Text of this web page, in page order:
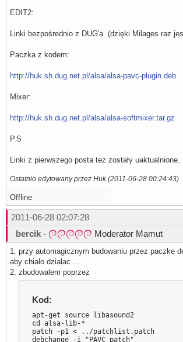
EDIT2:
Linki bezpośrednio z DUG'a (dzięki Milages raz
Paczka z kodem:
http://huk.sh.dug.net.pl/alsa/alsa-pavc-plugin.deb
Mixer:
http://huk.sh.dug.net.pl/alsa/alsa-softmixer.tar.gz
P.S
Linki z pierwszego posta tez zostały uaktualnione.
Ostatnio edytowany przez Huk (2011-06-28 00:24:43)
Offline
2011-06-28 02:07:28
bercik - Moderator Mamut
1. przy automagicznym budowaniu przez paczke
aby chialo dzialac ...
2. zbudowalem poprzez
Kod:
apt-get source libasound2
cd alsa-lib-*
patch -p1 < ../patchlist.patch
debchange -i "PAVC patch"